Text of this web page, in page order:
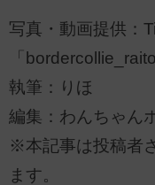
写真・動画提供：
「
執筆：りほ
編集：わんちゃん
※本記事は投稿者
ます。